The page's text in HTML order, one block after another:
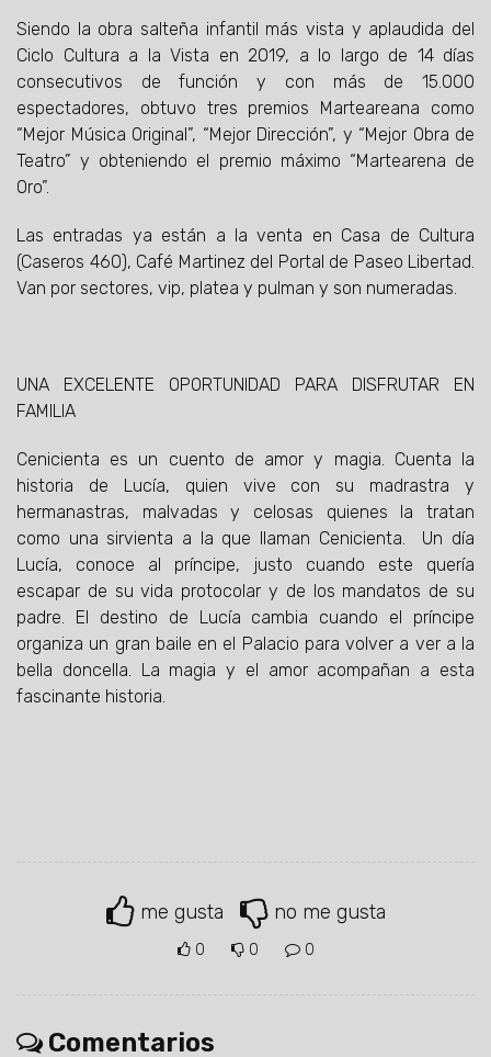
Siendo la obra salteña infantil más vista y aplaudida del
Ciclo Cultura a la Vista en 2019, a lo largo de 14 días
consecutivos de función y con más de 15.000
espectadores, obtuvo tres premios Marteareana como
“Mejor Música Original”, “Mejor Dirección”, y “Mejor Obra de
Teatro” y obteniendo el premio máximo “Martearena de
Oro”.
Las entradas ya están a la venta en Casa de Cultura
(Caseros 460), Café Martinez del Portal de Paseo Libertad.
Van por sectores, vip, platea y pulman y son numeradas.
UNA EXCELENTE OPORTUNIDAD PARA DISFRUTAR EN
FAMILIA
Cenicienta es un cuento de amor y magia. Cuenta la
historia de Lucía, quien vive con su madrastra y
hermanastras, malvadas y celosas quienes la tratan
como una sirvienta a la que llaman Cenicienta. Un día
Lucía, conoce al príncipe, justo cuando este quería
escapar de su vida protocolar y de los mandatos de su
padre. El destino de Lucía cambia cuando el príncipe
organiza un gran baile en el Palacio para volver a ver a la
bella doncella. La magia y el amor acompañan a esta
fascinante historia.
me gusta no me gusta
0 0 0
Comentarios